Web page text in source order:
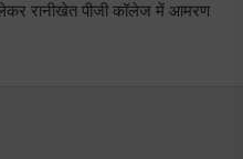
रानीखेत पीजी कॉलेज में आमरण